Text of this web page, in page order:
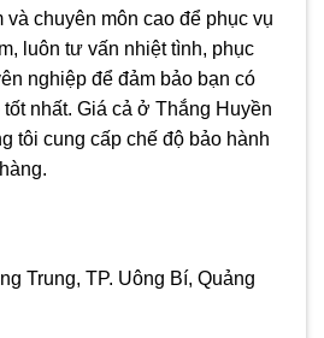
và chuyên môn cao để phục vụ
luôn tư vấn nhiệt tình, phục
nghiệp để đảm bảo bạn có
nhất. Giá cả ở Thắng Huyền
tôi cung cấp chế độ bảo hành
Trung, TP. Uông Bí, Quảng